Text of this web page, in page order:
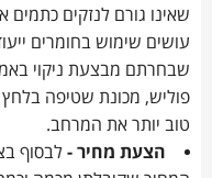
שאינו גורם לנזקים כתמים
עושים שימוש בחומרים
שבחרתם מבצעת ניקוי
פוליש, מכונת שטיפה
טוב יותר את המרחב.
הצעת מחיר - לבסוף